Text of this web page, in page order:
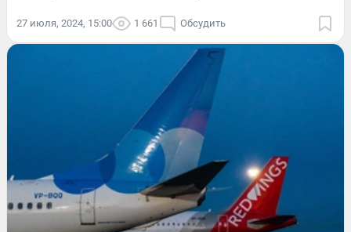
27 июля, 2024, 15:00 1 661 Обсудить